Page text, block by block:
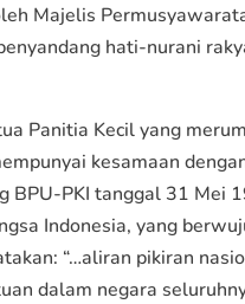
Majelis
hati-nurani
Panitia Kecil yang
kesamaan
BPU-PKI tanggal 31 Mei
Indonesia, yang
“…aliran pikiran
dalam negara